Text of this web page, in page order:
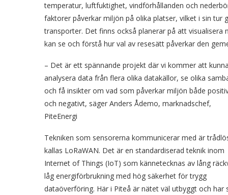
temperatur, luftfuktighet, vindförhållanden och
faktorer påverkar miljön på olika platser, vilket i sin
transporter. Det finns också planerar på att
kan se och förstå hur val av resesätt påverkar den
– Det är ett spännande projekt där vi kommer att kunna
analysera data från flera olika datakällor, se olika
och få insikter om vad som påverkar miljön både
och negativt, säger Anders Ådemo, marknadschef,
PiteEnergi
Tekniken som sensorerna kommunicerar med är
kallas LoRaWAN. Det är en standardiserad teknik inom
Internet of Things (IoT) som kännetecknas av lång
låg energiförbrukning med hög säkerhet för trygg
dataöverföring. Här i Piteå är nätet väl utbyggt och har